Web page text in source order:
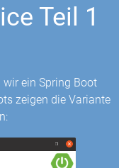
Teil 1
ein Spring Boot
zeigen die Variante